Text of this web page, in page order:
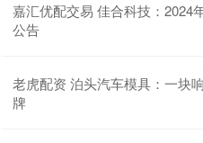
嘉汇优配交易 佳合科技：2024
公告
老虎配资 泊头汽车模具：一块
牌